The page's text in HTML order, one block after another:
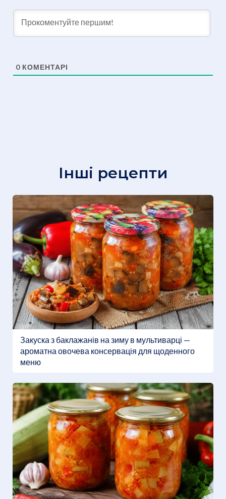
0 КОМЕНТАРІ
Інші рецепти
Закуска з баклажанів на зиму в мультиварці —
ароматна овочева консервація для щоденного
меню